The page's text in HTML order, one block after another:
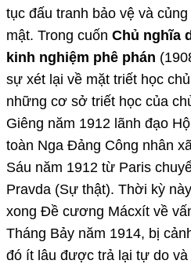
tục đấu tranh bảo vệ và
mật. Trong cuốn Chủ nghĩa
kinh nghiệm phê phán
sự xét lại về mặt triết học
những cơ sở triết học của
Giêng năm 1912 lãnh đạo
toàn Nga Đảng Công nhân
Sáu năm 1912 từ Paris
Pravda (Sự thật). Thời kỳ
xong Đề cương Mácxít về
Tháng Bảy năm 1914, bị
đó ít lâu được trả lại tự do